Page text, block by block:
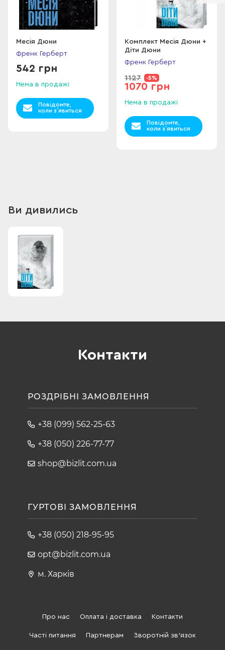
Месія Дюни
Френк Герберт
542 грн
Нема в продажі
Повідомте,
коли з`явиться
Комплект Месія Дюни +
Діти Дюни
Френк Герберт
1127 -5%
1070 грн
Нема в продажі
Повідомте,
коли з`явиться
Ви дивились
Контакти
РОЗДРІБНІ ЗАМОВЛЕННЯ
+38 (099) 562-25-63
+38 (050) 226-77-77
shop@bizlit.com.ua
ГУРТОВІ ЗАМОВЛЕННЯ
+38 (050) 218-95-95
opt@bizlit.com.ua
м. Харків
Про нас Оплата і доставка Контакти
Часті питання Партнерам Зворотній зв'язок